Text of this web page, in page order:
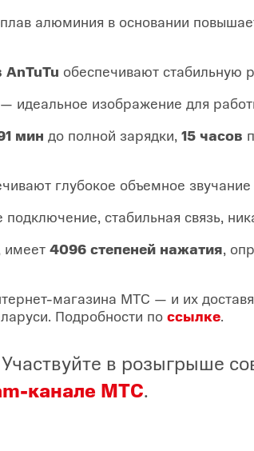
алюминия в основании
обеспечивают стабильную
— идеальное изображение для
мин до полной зарядки, 15 часов
глубокое объемное
стабильная связь,
имеет4096 степеней нажатия,
магазина МТС — и их
Подробности по ссылке.
Участвуйте в розыгрыше
канале МТС.